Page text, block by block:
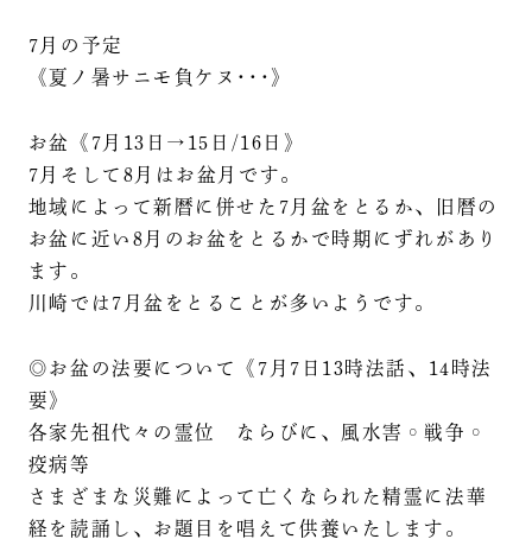
7月の予定
《夏ノ暑サニモ負ケヌ･･･》
お盆《7月13日→15日/16日》
7月そして8月はお盆月です。
地域によって新暦に併せた7月盆をとるか、旧暦の
お盆に近い8月のお盆をとるかで時期にずれがあり
ます。
川崎では7月盆をとることが多いようです。
◎お盆の法要について《7月7日13時法話、14時法
要》
各家先祖代々の霊位 ならびに、風水害◦戦争◦
疫病等
さまざまな災難によって亡くなられた精霊に法華
経を読誦し、お題目を唱えて供養いたします。